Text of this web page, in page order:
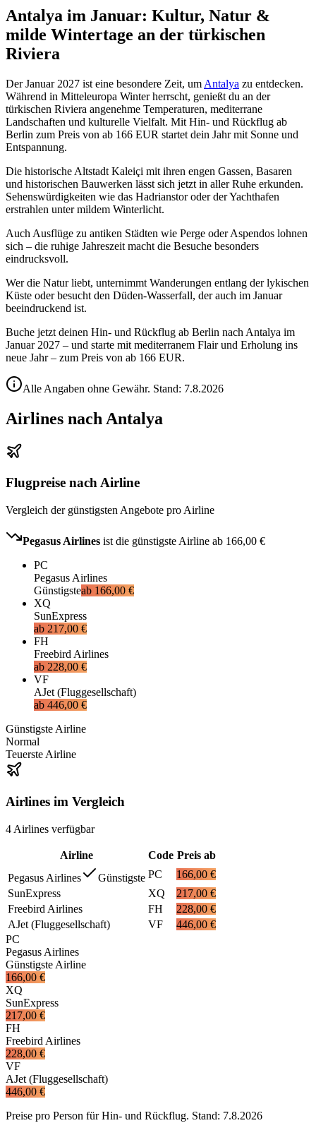
Antalya im Januar: Kultur, Natur &
milde Wintertage an der türkischen
Riviera
Der Januar 2027 ist eine besondere Zeit, um Antalya zu entdecken.
Während in Mitteleuropa Winter herrscht, genießt du an der
türkischen Riviera angenehme Temperaturen, mediterrane
Landschaften und kulturelle Vielfalt. Mit Hin- und Rückflug ab
Berlin zum Preis von ab 166 EUR startet dein Jahr mit Sonne und
Entspannung.
Die historische Altstadt Kaleiçi mit ihren engen Gassen, Basaren
und historischen Bauwerken lässt sich jetzt in aller Ruhe erkunden.
Sehenswürdigkeiten wie das Hadrianstor oder der Yachthafen
erstrahlen unter mildem Winterlicht.
Auch Ausflüge zu antiken Städten wie Perge oder Aspendos lohnen
sich – die ruhige Jahreszeit macht die Besuche besonders
eindrucksvoll.
Wer die Natur liebt, unternimmt Wanderungen entlang der lykischen
Küste oder besucht den Düden-Wasserfall, der auch im Januar
beeindruckend ist.
Buche jetzt deinen Hin- und Rückflug ab Berlin nach Antalya im
Januar 2027 – und starte mit mediterranem Flair und Erholung ins
neue Jahr – zum Preis von ab 166 EUR.
Alle Angaben ohne Gewähr. Stand: 7.8.2026
Airlines nach Antalya
Flugpreise nach Airline
Vergleich der günstigsten Angebote pro Airline
Pegasus Airlines ist die günstigste Airline ab 166,00 €
PC
Pegasus Airlines
Günstigsteab 166,00 €
XQ
SunExpress
ab 217,00 €
FH
Freebird Airlines
ab 228,00 €
VF
AJet (Fluggesellschaft)
ab 446,00 €
Günstigste Airline
Normal
Teuerste Airline
Airlines im Vergleich
4 Airlines verfügbar
Airline Code Preis ab
Pegasus Airlines
Günstigste PC
166,00 €
SunExpress
XQ
217,00 €
Freebird Airlines
FH
228,00 €
AJet (Fluggesellschaft)
VF
446,00 €
PC
Pegasus Airlines
Günstigste Airline
166,00 €
XQ
SunExpress
217,00 €
FH
Freebird Airlines
228,00 €
VF
AJet (Fluggesellschaft)
446,00 €
Preise pro Person für Hin- und Rückflug. Stand: 7.8.2026